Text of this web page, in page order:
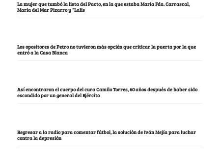
La mujer que tumbó la lista del Pacto, en la que estaba María Fda. Carrascal,
María del Mar Pizarro y “Lalis
Los opositores de Petro no tuvieron más opción que criticar la puerta por la que
entró a la Casa Blanca
Así encontraron el cuerpo del cura Camilo Torres, 60 años después de haber sido
escondido por un general del Ejército
Regresar a la radio para comentar fútbol, la solución de Iván Mejía para luchar
contra la depresión